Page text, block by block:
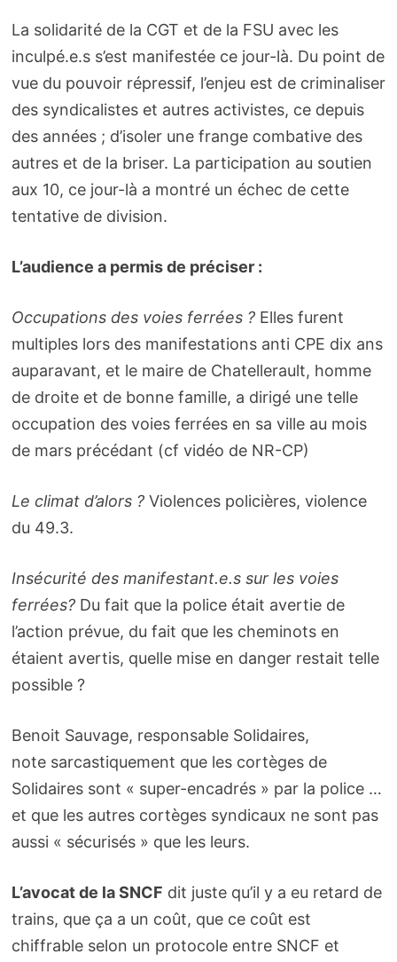
La solidarité de la CGT et de la FSU avec les
inculpé.e.s s’est manifestée ce jour-là. Du point de
vue du pouvoir répressif, l’enjeu est de criminaliser
des syndicalistes et autres activistes, ce depuis
des années ; d’isoler une frange combative des
autres et de la briser. La participation au soutien
aux 10, ce jour-là a montré un échec de cette
tentative de division.
L’audience a permis de préciser :
Occupations des voies ferrées ?Elles furent
multiples lors des manifestations anti CPE dix ans
auparavant, et le maire de Chatellerault, homme
de droite et de bonne famille, a dirigé une telle
occupation des voies ferrées en sa ville au mois
de mars précédant (cf vidéo de NR-CP)
Le climat d’alors ? Violences policières, violence
du 49.3.
Insécurité des manifestant.e.s sur les voies
ferrées?Du fait que la police était avertie de
l’action prévue, du fait que les cheminots en
étaient avertis, quelle mise en danger restait telle
possible ?
Benoit Sauvage, responsable Solidaires,
note sarcastiquement que les cortèges de
Solidaires sont « super-encadrés » par la police …
et que les autres cortèges syndicaux ne sont pas
aussi « sécurisés » que les leurs.
L’avocat de la SNCF dit juste qu’il y a eu retard de
trains, que ça a un coût, que ce coût est
chiffrable selon un protocole entre SNCF et